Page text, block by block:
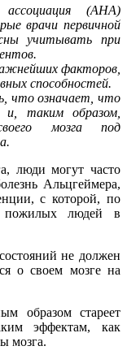
ассоциация (AHA)
врачи первичной
учитывать при
факторов,
способностей.
что означает, что
таким образом,
мозга под
люди могут часто
Альцгеймера,
с которой, по
пожилых людей в
не должен
о своем мозге на
образом стареет
эффектам, как
мозга.